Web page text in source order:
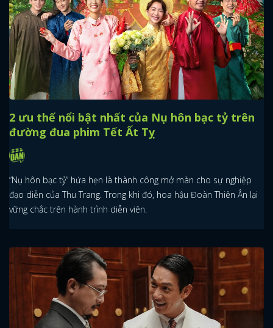
2 ưu thế nổi bật nhất của Nụ hôn bạc tỷ trên
đường đua phim Tết Ất Tỵ
“Nụ hôn bạc tỷ” hứa hẹn là thành công mở màn cho sự nghiệp
đạo diễn của Thu Trang. Trong khi đó, hoa hậu Đoàn Thiên Ân lại
vững chắc trên hành trình diễn viên.